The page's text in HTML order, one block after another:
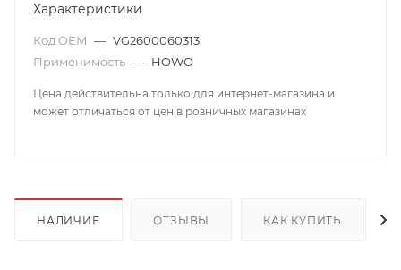
Характеристики
Код OEM — VG2600060313
Применимость — HOWO
Цена действительна только для интернет-магазина и
может отличаться от цен в розничных магазинах
НАЛИЧИЕ ОТЗЫВЫ КАК КУПИТЬ